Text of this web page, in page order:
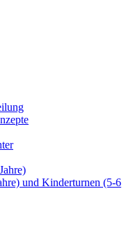
und Kinderturnen (5-6